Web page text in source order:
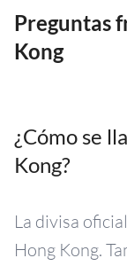
Preguntas
Kong
¿Cómo se
Kong?
La divisa
Hong Kong.